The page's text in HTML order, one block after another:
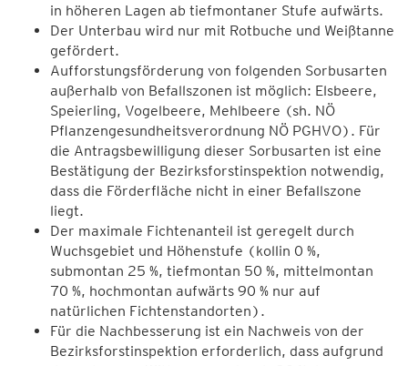
in höheren Lagen ab tiefmontaner Stufe aufwärts.
Der Unterbau wird nur mit Rotbuche und Weißtanne
gefördert.
Aufforstungsförderung von folgenden Sorbusarten
außerhalb von Befallszonen ist möglich: Elsbeere,
Speierling, Vogelbeere, Mehlbeere (sh. NÖ
Pflanzengesundheitsverordnung NÖ PGHVO). Für
die Antragsbewilligung dieser Sorbusarten ist eine
Bestätigung der Bezirksforstinspektion notwendig,
dass die Förderfläche nicht in einer Befallszone
liegt.
Der maximale Fichtenanteil ist geregelt durch
Wuchsgebiet und Höhenstufe (kollin 0 %,
submontan 25 %, tiefmontan 50 %, mittelmontan
70 %, hochmontan aufwärts 90 % nur auf
natürlichen Fichtenstandorten).
Für die Nachbesserung ist ein Nachweis von der
Bezirksforstinspektion erforderlich, dass aufgrund